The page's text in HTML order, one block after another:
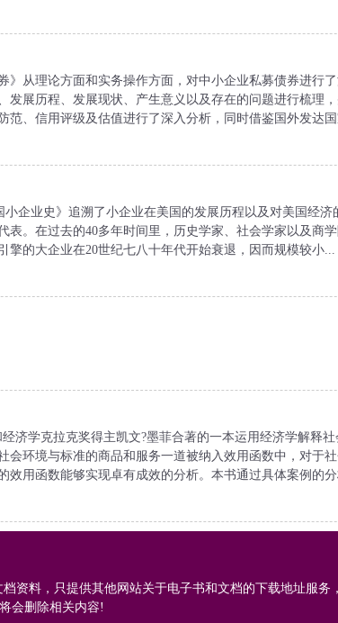
从理论方面和实务操作方面，对中小企业私募债券进行
发展历程、发展现状、产生意义以及存在的问题进行梳理
范、信用评级及估值进行了深入分析，同时借鉴国外发达
企业史》追溯了小企业在美国的发展历程以及对美国经济
表。在过去的40多年时间里，历史学家、社会学家以及商
擎的大企业在20世纪七八十年代开始衰退，因而规模较小...
济学克拉克奖得主凯文?墨菲合著的一本运用经济学解释社
会环境与标准的商品和服务一道被纳入效用函数中，对于
效用函数能够实现卓有成效的分析。本书通过具体案例的
资料，只提供其他网站关于电子书和文档的下载地址服务
会删除相关内容!